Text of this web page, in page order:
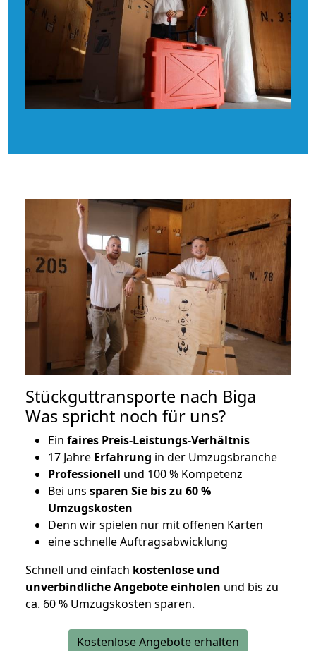
Stückguttransporte nach Biga
Was spricht noch für uns?
Ein faires Preis-Leistungs-Verhältnis
17 Jahre Erfahrung in der Umzugsbranche
Professionell und 100 % Kompetenz
Bei uns sparen Sie bis zu 60 %
Umzugskosten
Denn wir spielen nur mit offenen Karten
eine schnelle Auftragsabwicklung
Schnell und einfach kostenlose und
unverbindliche Angebote einholen und bis zu
ca. 60 % Umzugskosten sparen.
Kostenlose Angebote erhalten